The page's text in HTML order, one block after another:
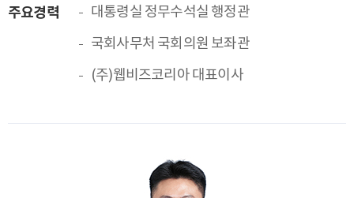
주요경력
대통령실 정무수석실 행정관
국회사무처 국회의원 보좌관
(주)웹비즈코리아 대표이사